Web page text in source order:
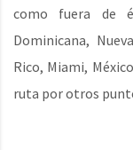
como fuera de
Dominicana,
Rico, Miami,
ruta por otros